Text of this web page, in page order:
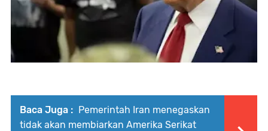
Baca Juga : Pemerintah Iran menegaskan
tidak akan membiarkan Amerika Serikat